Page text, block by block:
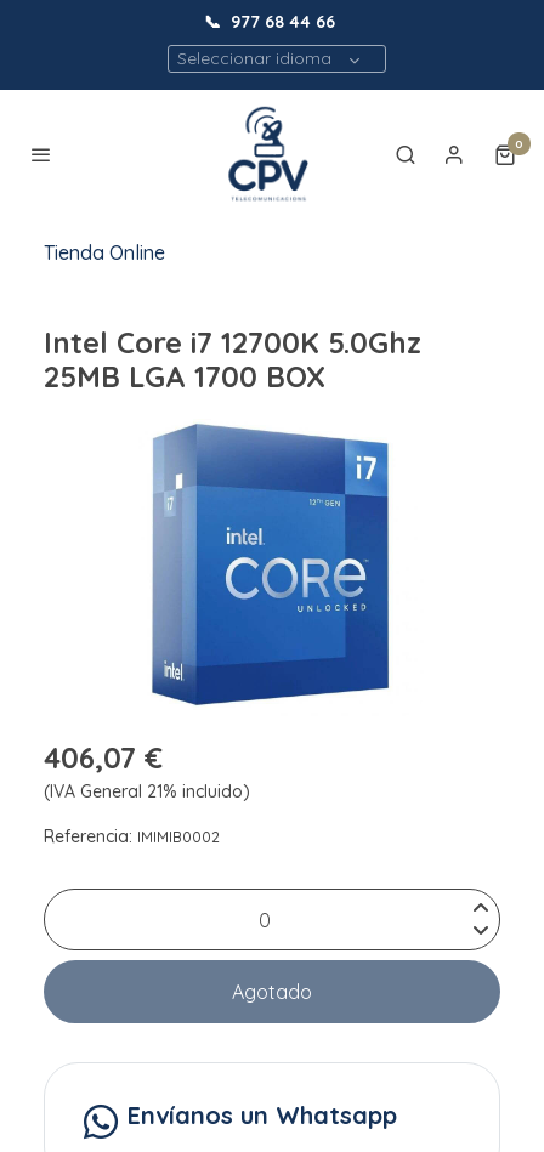
📞 977 68 44 66
Seleccionar idioma
0
Tienda Online
Intel Core i7 12700K 5.0Ghz
25MB LGA 1700 BOX
406,07 €
(IVA General 21% incluido)
Referencia: IMIMIB0002
Agotado
Envíanos un Whatsapp